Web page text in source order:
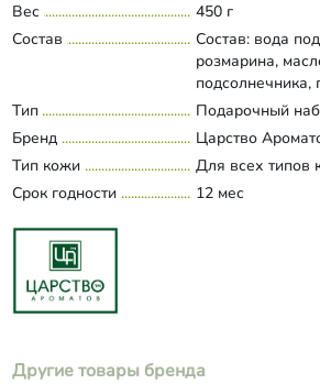
Вес
450 г
Состав
Состав: вода
розмарина,
подсолнечника,
сополимер,
коры магнолии),
экстракты
сафлоровое, СК-
экстрактов
кожу. Через 10-
Развернуть
Тип
Подарочный
Бренд
Царство
Тип кожи
Для всех типов
Срок годности
12 мес
Другие товары бренда